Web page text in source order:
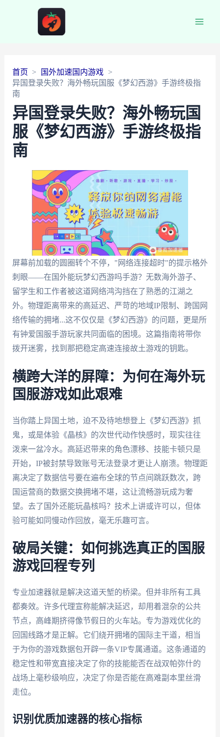
首页
国外加速国内游戏
异国登录失败？海外畅玩国服《梦幻西游》手游终极指
南
异国登录失败？海外畅玩国
服《梦幻西游》手游终极指
南
屏幕前加载的圆圈转个不停，"网络连接超时"的提示格外
刺眼——在国外能玩梦幻西游吗手游？无数海外游子、
留学生和工作者被这道网络鸿沟挡在了熟悉的江湖之
外。物理距离带来的高延迟、严苛的地域IP限制、跨国网
络传输的拥堵...这不仅仅是《梦幻西游》的问题，更是所
有钟爱国服手游玩家共同面临的困境。这篇指南将带你
拨开迷雾，找到那把稳定高速连接故土游戏的钥匙。
横跨大洋的屏障：为何在海外玩
国服游戏如此艰难
当你踏上异国土地，迫不及待地想登上《梦幻西游》抓
鬼，或是体验《晶核》的次世代动作快感时，现实往往
泼来一盆冷水。高延迟带来的角色漂移、技能卡顿只是
开始，IP被封禁导致账号无法登录才更让人崩溃。物理距
离决定了数据信号要在遍布全球的节点间跳跃数次，跨
国运营商的数据交换拥堵不堪，这让流畅游玩成为奢
望。去了国外还能玩晶核吗？技术上讲或许可以，但体
验可能如同慢动作回放，毫无乐趣可言。
破局关键：如何挑选真正的国服
游戏回程专列
专业加速器就是解决这道天堑的桥梁。但并非所有工具
都奏效。许多代理宣称能解决延迟，却用着混杂的公共
节点，高峰期挤得像节假日的火车站。专为游戏优化的
回国线路才是正解。它们绕开拥堵的国际主干道，相当
于为你的游戏数据包开辟一条VIP专属通道。这条通道的
稳定性和带宽直接决定了你的技能能否在战双帕弥什的
战场上毫秒级响应，决定了你是否能在高难副本里丝滑
走位。
识别优质加速器的核心指标